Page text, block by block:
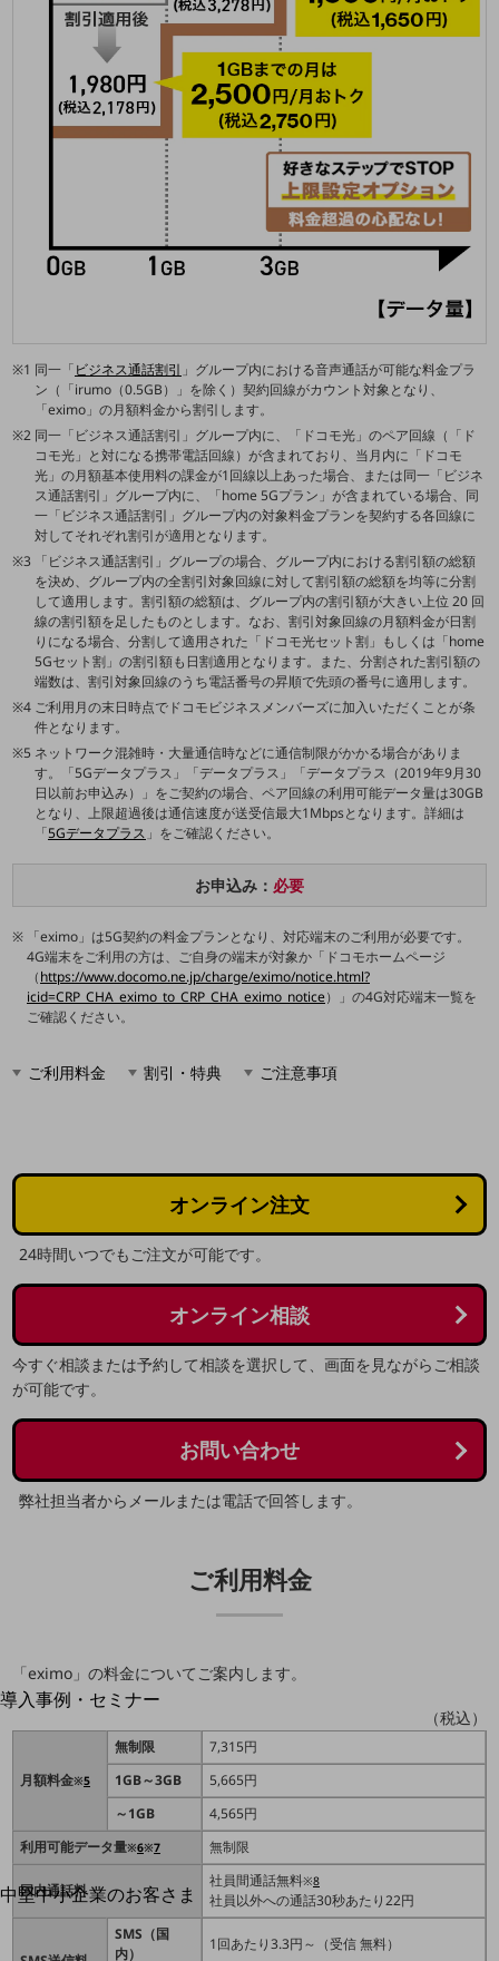
地域共創・地方創生
セキュリティ対策
顧客体験（CX）改善
業種・業態で探すTOP
一次産業
医療・介護
観光
モビリティ
製造・建設業
小売業
キーワードで探す
モバイルTOP
法人向けスマホ・携帯に関する、
おすすめの機種、料金やサービスをご紹介
製品
製品TOP
ビジネス向けスマートフォン
タフネススマートフォン
データ通信製品
ドコモケータイ
5G対応ホームルーター
通信モジュール製品
衛星携帯電話
IOT完了済みメーカーブランド製品
5Gデータプラス
home5Gプラン
モバイルサービス
端末の一元管理
運用保守・故障紛失サポート
別ウィンドウで開きます
サービスをご利用中のお客さま
導入事例・セミナー
導入事例TOP
最新の導入事例や注目の導入事例をご紹介します
セミナー
開催・出展する各種セミナー、イベント情報をご紹介します
別ウィンドウで開きます
中堅中小企業のお客さま
NTTドコモビジネスウォッチ
ビジネスお役立ち情報
同一「ビジネス通話割引 」グループ内における音声通話が可能な料金プラ
ン（「irumo（0.5GB）」を除く）契約回線がカウント対象となり、
「eximo」の月額料金から割引します。
同一「ビジネス通話割引」グループ内に、「ドコモ光」のペア回線（「ド
コモ光」と対になる携帯電話回線）が含まれており、当月内に「ドコモ
光」の月額基本使用料の課金が1回線以上あった場合、または同一「ビジネ
ス通話割引」グループ内に、「home 5Gプラン」が含まれている場合、同
一「ビジネス通話割引」グループ内の対象料金プランを契約する各回線に
対してそれぞれ割引が適用となります。
「ビジネス通話割引」グループの場合、グループ内における割引額の総額
を決め、グループ内の全割引対象回線に対して割引額の総額を均等に分割
して適用します。割引額の総額は、グループ内の割引額が大きい上位 20 回
線の割引額を足したものとします。なお、割引対象回線の月額料金が日割
りになる場合、分割して適用された「ドコモ光セット割」もしくは「home
5Gセット割」の割引額も日割適用となります。また、分割された割引額の
端数は、割引対象回線のうち電話番号の昇順で先頭の番号に適用します。
ご利用月の末日時点でドコモビジネスメンバーズに加入いただくことが条
件となります。
ネットワーク混雑時・大量通信時などに通信制限がかかる場合がありま
す。「5Gデータプラス」「データプラス」「データプラス（2019年9月30
日以前お申込み）」をご契約の場合、ペア回線の利用可能データ量は30GB
となり、上限超過後は通信速度が送受信最大1Mbpsとなります。詳細は
「5Gデータプラス 」をご確認ください。
お申込み： 必要
「eximo」は5G契約の料金プランとなり、対応端末のご利用が必要です。
4G端末をご利用の方は、ご自身の端末が対象か「ドコモホームページ
（https://www.docomo.ne.jp/charge/eximo/notice.html?
icid=CRP_CHA_eximo_to_CRP_CHA_eximo_notice）」の4G対応端末一覧を
ご確認ください。
ご利用料金 割引・特典 ご注意事項
オンライン注文
24時間いつでもご注文が可能です。
オンライン相談
今すぐ相談または予約して相談を選択して、画面を見ながらご相談
が可能です。
お問い合わせ
弊社担当者からメールまたは電話で回答します。
ご利用料金
「eximo」の料金についてご案内します。
（税込）
月額料金※5
無制限
7,315円
1GB～3GB
5,665円
～1GB
4,565円
利用可能データ量※6※7 無制限
国内通話料
社員間通話無料※8
社員以外への通話30秒あたり22円
SMS（国
内）
1回あたり3.3円～（受信 無料）